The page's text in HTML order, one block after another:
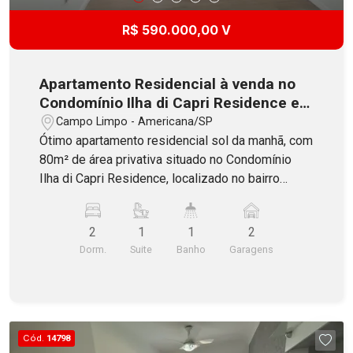
R$ 590.000,00 V
Apartamento Residencial à venda no
Condomínio Ilha di Capri Residence em
Americana
Campo Limpo - Americana/SP
Ótimo apartamento residencial sol da manhã, com
80m² de área privativa situado no Condomínio
Ilha di Capri Residence, localizado no bairro
dormitórios, sendo 1 suíte, banheiro social com
blindex, ampla sala dois ambientes com sacada,
cozinha com armários planejados, área de
pagamento!
2
Dorm.
1
Suite
1
Banho
2
Garagens
Cód. 14798